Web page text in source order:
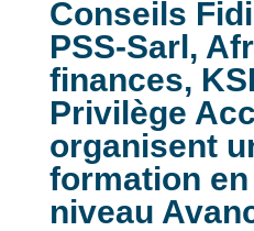
Conseils
PSS-Sarl,
finances,
Privilège
organisent
formation
niveau